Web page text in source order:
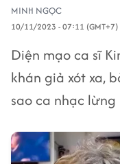
MINH NGỌC
10/11/2023 - 07:11 (GMT+7)
Diện mạo ca sĩ
khán giả xót xa,
sao ca nhạc